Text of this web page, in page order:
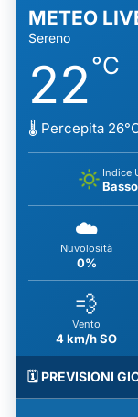
METEO
Sereno
22°C
🌡️ Percepita
Indice
☁️
Nuvolosità
0%
💨
Vento
4 km/h SO
🗓️ PREVISIONI